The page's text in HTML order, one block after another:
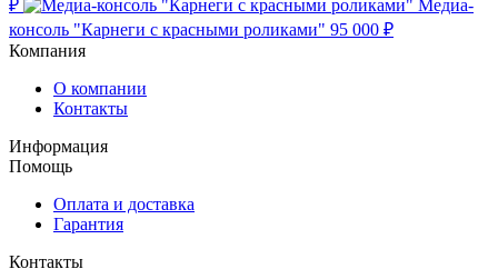
₽
Медиа-
консоль "Карнеги с красными роликами" 95 000 ₽
Компания
О компании
Контакты
Информация
Помощь
Оплата и доставка
Гарантия
Контакты